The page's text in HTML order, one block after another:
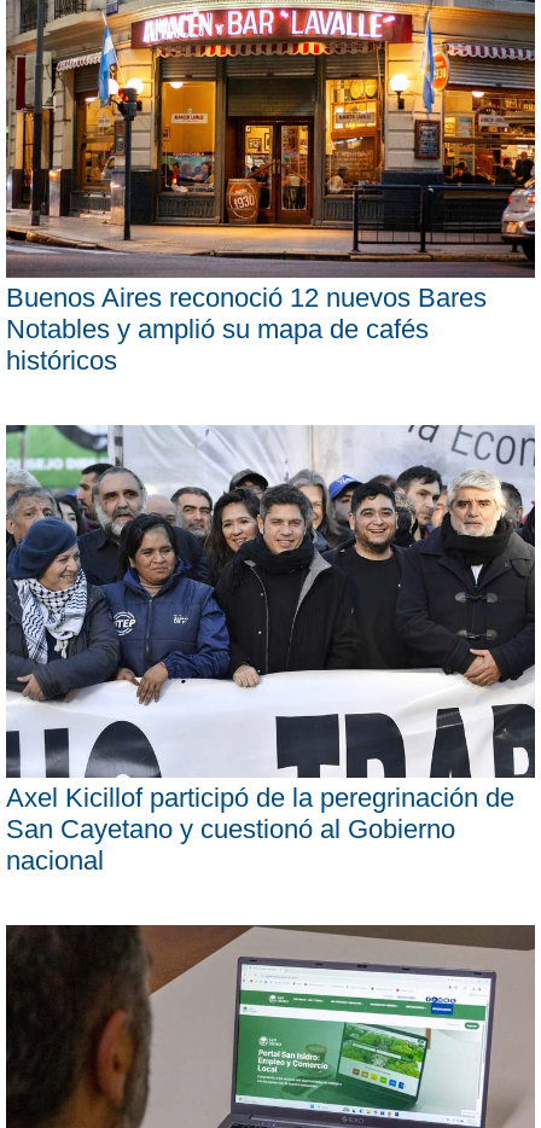
Buenos Aires reconoció 12 nuevos Bares
Notables y amplió su mapa de cafés
históricos
Axel Kicillof participó de la peregrinación de
San Cayetano y cuestionó al Gobierno
nacional